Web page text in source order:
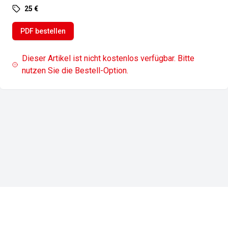
25 €
PDF bestellen
Dieser Artikel ist nicht kostenlos verfügbar. Bitte
nutzen Sie die Bestell-Option.